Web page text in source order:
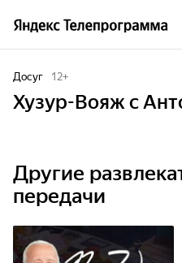
Досуг 12+
Хузур-Вояж с
Другие
передачи